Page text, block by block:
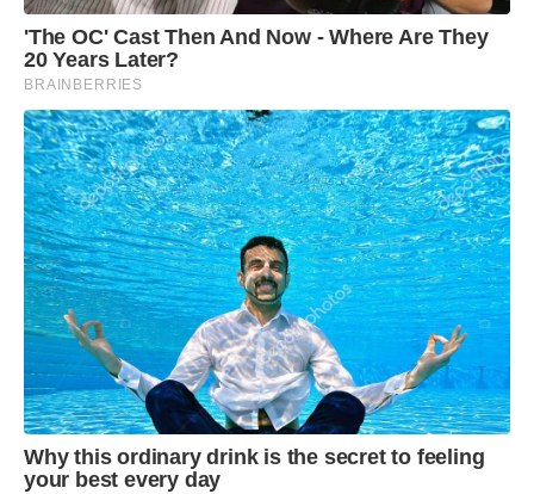
'The OC' Cast Then And Now - Where Are They
20 Years Later?
BRAINBERRIES
Why this ordinary drink is the secret to feeling
your best every day